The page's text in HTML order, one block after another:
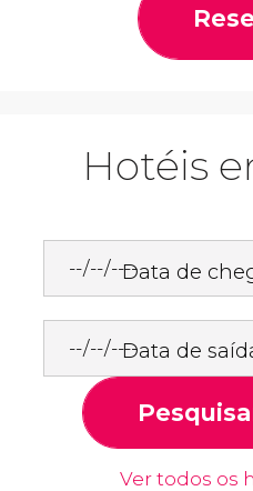
Hotéis
Data de
Data de
Ver todos os